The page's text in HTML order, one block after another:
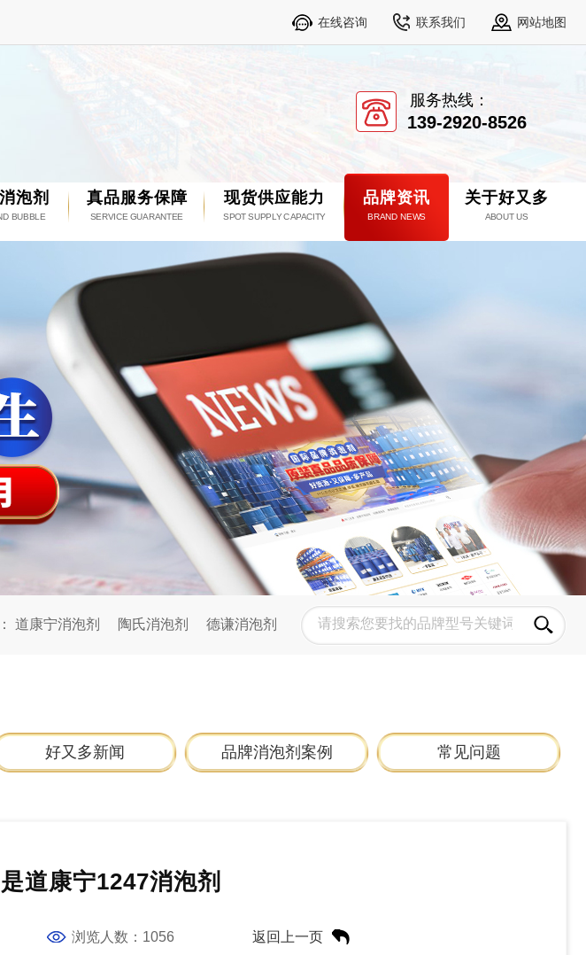
在线咨询 联系我们 网站地图
服务热线：
139-2920-8526
泡剂
BUBBLE
真品服务保障
SERVICE GUARANTEE
现货供应能力
SPOT SUPPLY CAPACITY
品牌资讯
BRAND NEWS
关于好又多
ABOUT US
道康宁消泡剂 陶氏消泡剂 德谦消泡剂
好又多新闻 品牌消泡剂案例 常见问题
道康宁1247消泡剂
浏览人数： 1056 返回上一页